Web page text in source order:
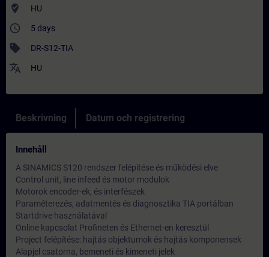
where_to_vote HU
access_time 5 days
sell DR-S12-TIA
translate HU
Beskrivning Datum och registrering
Innehåll
A SINAMICS S120 rendszer felépítése és működési elve
Control unit, line infeed és motor modulok
Motorok encoder-ek, és interfészek
Paraméterezés, adatmentés és diagnosztika TIA portálban
Startdrive használatával
Online kapcsolat Profineten és Ethernet-en keresztül
Project felépítése: hajtás objektumok és hajtás komponensek
Alapjel csatorna, bemeneti és kimeneti jelek